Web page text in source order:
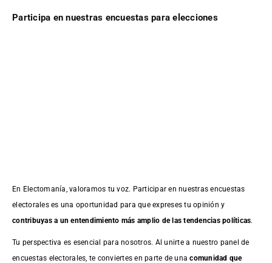
Participa en nuestras encuestas para elecciones
En Electomanía, valoramos tu voz. Participar en nuestras encuestas
electorales es una oportunidad para que expreses tu opinión y
contribuyas a un entendimiento más amplio de las tendencias políticas.
Tu perspectiva es esencial para nosotros. Al unirte a nuestro panel de
encuestas electorales, te conviertes en parte de unacomunidad que